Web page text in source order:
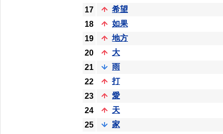
17
希望
18
如果
19
地方
20
大
21
雨
22
打
23
愛
24
天
25
家